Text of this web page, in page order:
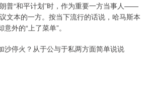
普“和平计划”时，作为重要一方当事人——
文本的一方。按当下流行的话说，哈马斯本
外的“上了菜单”。
沙停火？从于公与于私两方面简单说说